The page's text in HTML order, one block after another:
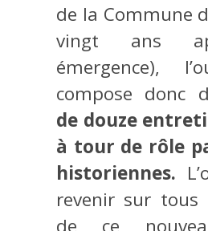
de la Commune
vingt ans
émergence),
compose donc
de douze
à tour de rôle
historiennes.
revenir sur tous
de ce